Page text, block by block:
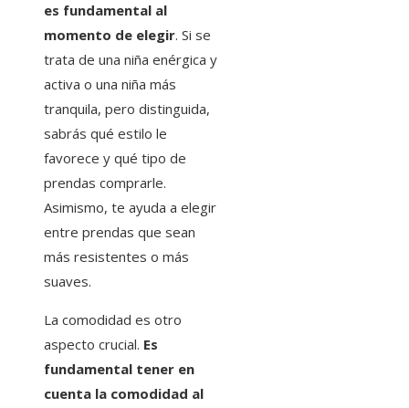
es fundamental al
momento de elegir. Si se
trata de una niña enérgica y
activa o una niña más
tranquila, pero distinguida,
sabrás qué estilo le
favorece y qué tipo de
prendas comprarle.
Asimismo, te ayuda a elegir
entre prendas que sean
más resistentes o más
suaves.
La comodidad es otro
aspecto crucial. Es
fundamental tener en
cuenta la comodidad al